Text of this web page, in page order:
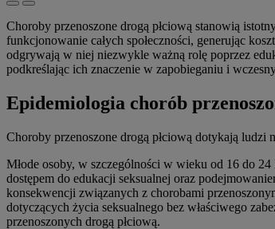
Choroby przenoszone drogą płciową stanowią
funkcjonowanie całych społeczności, generując
odgrywają w niej niezwykle ważną rolę poprzez
podkreślając ich znaczenie w zapobieganiu i
Epidemiologia chorób
Choroby przenoszone drogą płciową dotykają
Młode osoby, w szczególności w wieku od 16 do
dostępem do edukacji seksualnej oraz
konsekwencji związanych z chorobami
dotyczących życia seksualnego bez właściwego
przenoszonych drogą płciową.